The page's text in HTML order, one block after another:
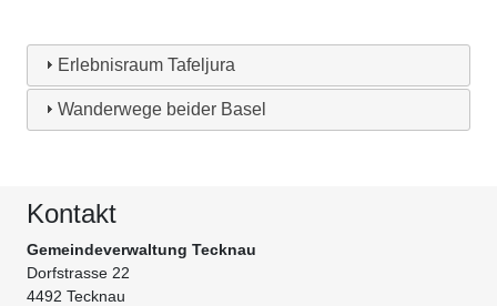
Erlebnisraum Tafeljura
Wanderwege beider Basel
Kontakt
Gemeindeverwaltung Tecknau
Dorfstrasse 22
4492 Tecknau